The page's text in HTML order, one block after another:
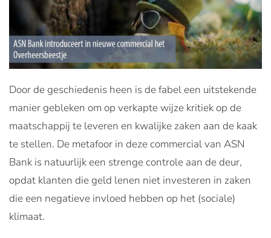
Door de geschiedenis heen is de fabel een uitstekende
manier gebleken om op verkapte wijze kritiek op de
maatschappij te leveren en kwalijke zaken aan de kaak
te stellen. De metafoor in deze commercial van ASN
Bank is natuurlijk een strenge controle aan de deur,
opdat klanten die geld lenen niet investeren in zaken
die een negatieve invloed hebben op het (sociale)
klimaat.